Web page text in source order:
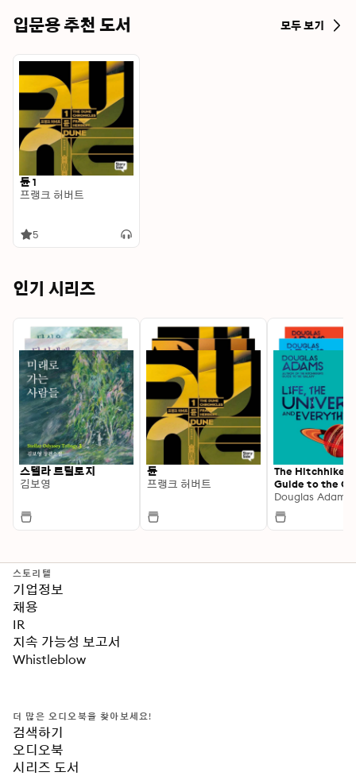
입문용 추천 도서 모두 보기
듄 1
프랭크 허버트
5
인기 시리즈
스텔라 트릴로지
김보영
듄
프랭크 허버트
The Hitchhiker's
Guide to the
Douglas Adams
스토리텔
기업정보
채용
IR
지속 가능성 보고서
Whistleblow
더 많은 오디오북을 찾아보세요!
검색하기
오디오북
시리즈 도서